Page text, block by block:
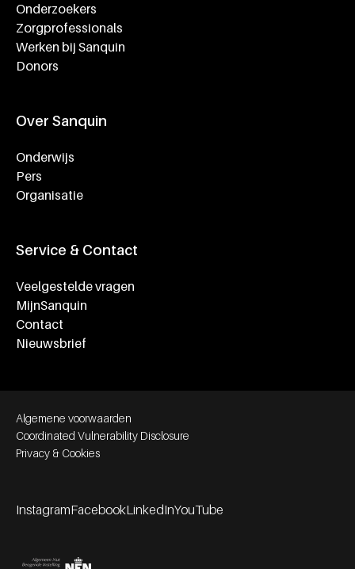
Onderzoekers
Zorgprofessionals
Werken bij Sanquin
Donors
Over Sanquin
Onderwijs
Pers
Organisatie
Service & Contact
Veelgestelde vragen
MijnSanquin
Contact
Nieuwsbrief
Footer bottom navigation
Algemene voorwaarden
Coordinated Vulnerability Disclosure
Privacy & Cookies
InstagramFacebookLinkedInYouTube